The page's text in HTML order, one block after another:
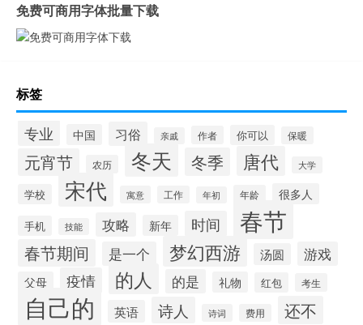
免费可商用字体批量下载
标签
专业 中国 习俗 亲戚 作者 你可以 保暖
元宵节 农历 冬天 冬季 唐代 大学
学校 宋代 寓意 工作 年初 年龄 很多人
手机 技能 攻略 新年 时间 春节
春节期间 是一个 梦幻西游 汤圆 游戏
父母 疫情 的人 的是 礼物 红包 考生
自己的 英语 诗人 诗词 费用 还不